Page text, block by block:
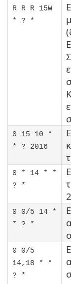
R R R 15W
* ? *
0 15 10 *
* ? 2016
0 * 14 * *
? *
0 0/5 14 *
* ? *
0 0/5
14,18 * *
? *